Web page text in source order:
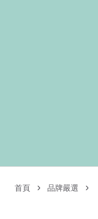
首頁 › 品牌嚴選 ›